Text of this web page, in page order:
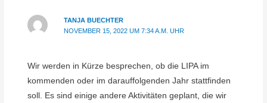
TANJA BUECHTER
NOVEMBER 15, 2022 UM 7:34 A.M. UHR
Wir werden in Kürze besprechen, ob die LIPA im
kommenden oder im darauffolgenden Jahr stattfinden
soll. Es sind einige andere Aktivitäten geplant, die wir